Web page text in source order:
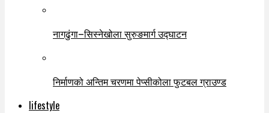
नागढुंगा–सिस्नेखोला सुरुङमार्ग उद्घाटन
निर्माणको अन्तिम चरणमा पेप्सीकोला फुटबल ग्राउण्ड
lifestyle